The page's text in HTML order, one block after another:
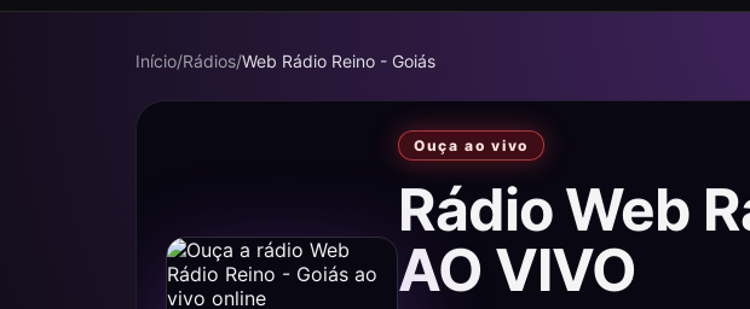
Início/Rádios/Web Rádio Reino - Goiás
Ouça ao vivo
Rádio Web
AO VIVO